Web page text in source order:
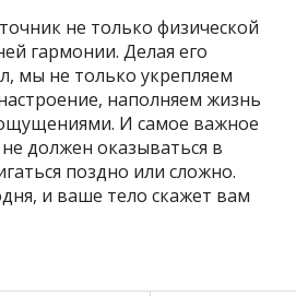
не только физической
гармонии. Делая его
мы не только укрепляем
наполняем жизнь
И самое важное
должен оказываться в
поздно или сложно.
и ваше тело скажет вам